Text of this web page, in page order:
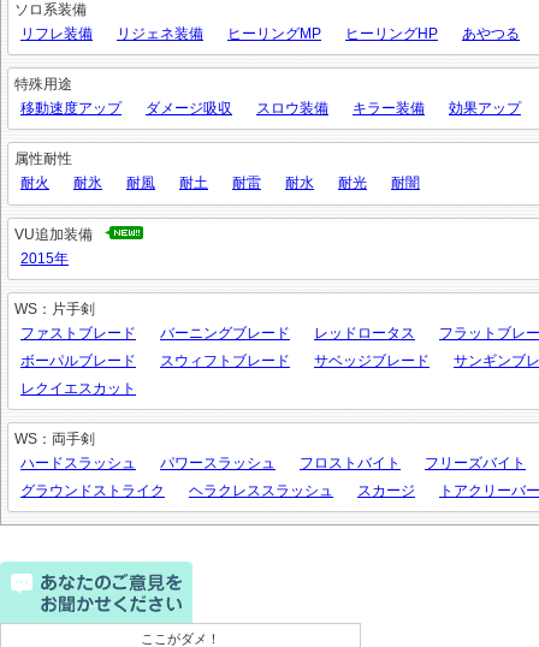
ソロ系装備
リフレ装備
リジェネ装備 ヒーリングMP ヒーリングHP あやつる
特殊用途
移動速度アップ
ダメージ吸収 スロウ装備 キラー装備 効果アップ
属性耐性
耐火
耐氷 耐風 耐土 耐雷 耐水 耐光 耐闇
VU追加装備
2015年
WS：片手剣
ファストブレード
バーニングブレード レッドロータス
フラットブレ
ボーパルブレード
スウィフトブレード サベッジブレード
サンギンブ
レクイエスカット
WS：両手剣
ハードスラッシュ
パワースラッシュ フロストバイト
フリーズバイト
グラウンドストライク
ヘラクレススラッシュ スカージ トアクリーバー
ここがダメ！